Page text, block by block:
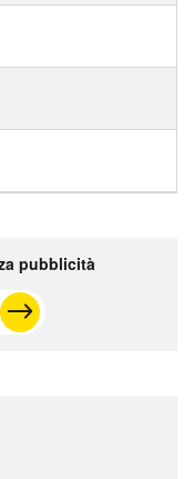
pubblicità